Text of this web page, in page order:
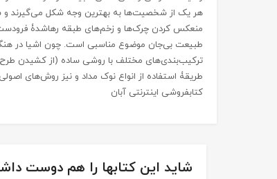
هر یک از شخصیت‌ها به بهترین وجه شکل می‌گیرند و
منعکس کردن چرک‌ها و زخم‌های طبقه رها‌شدۀ
طبیعت بی‌جان موضوع مناسبی است. چون اشیا در
ترکیب‌بندی‌های مختلف با روشی ساده (از کشیدن طرح
طریقۀ استفاده از انواع نوک مداد و نیز روش‌های
کتابفروشی اینترنتی آبان
شاید این کتابها را هم دوست